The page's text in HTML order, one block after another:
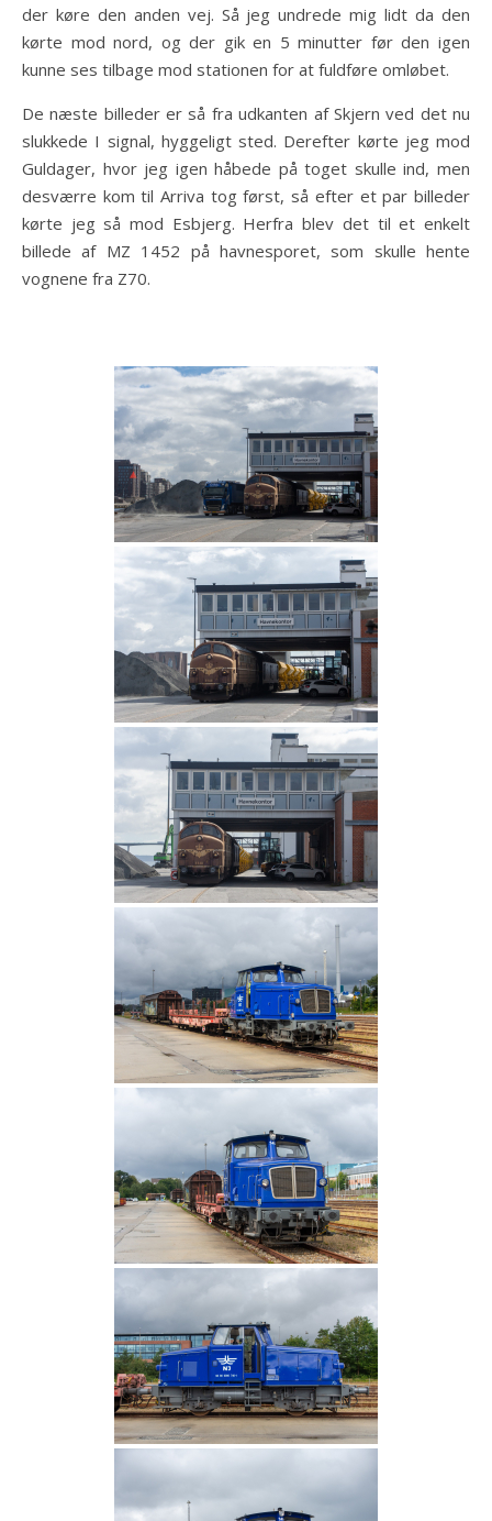
der køre den anden vej. Så jeg undrede mig lidt da den
kørte mod nord, og der gik en 5 minutter før den igen
kunne ses tilbage mod stationen for at fuldføre omløbet.
De næste billeder er så fra udkanten af Skjern ved det nu
slukkede I signal, hyggeligt sted. Derefter kørte jeg mod
Guldager, hvor jeg igen håbede på toget skulle ind, men
desværre kom til Arriva tog først, så efter et par billeder
kørte jeg så mod Esbjerg. Herfra blev det til et enkelt
billede af MZ 1452 på havnesporet, som skulle hente
vognene fra Z70.